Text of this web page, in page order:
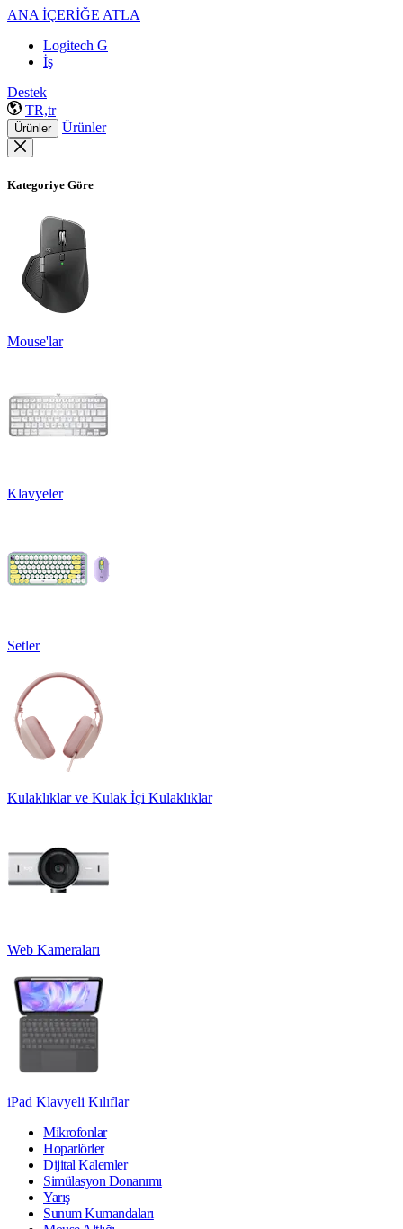
ANA İÇERİĞE ATLA
Logitech G
İş
Destek
TR,tr
Ürünler Ürünler
Kategoriye Göre
Mouse'lar
Klavyeler
Setler
Kulaklıklar ve Kulak İçi Kulaklıklar
Web Kameraları
iPad Klavyeli Kılıflar
Mikrofonlar
Hoparlörler
Dijital Kalemler
Simülasyon Donanımı
Yarış
Sunum Kumandaları